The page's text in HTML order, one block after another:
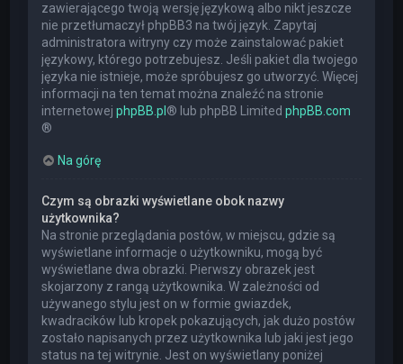
zawierającego twoją wersję językową albo nikt jeszcze
nie przetłumaczył phpBB3 na twój język. Zapytaj
administratora witryny czy może zainstalować pakiet
językowy, którego potrzebujesz. Jeśli pakiet dla twojego
języka nie istnieje, może spróbujesz go utworzyć. Więcej
informacji na ten temat można znaleźć na stronie
internetowejphpBB.pl ® lub phpBB LimitedphpBB.com
®
Na górę
Czym są obrazki wyświetlane obok nazwy
użytkownika?
Na stronie przeglądania postów, w miejscu, gdzie są
wyświetlane informacje o użytkowniku, mogą być
wyświetlane dwa obrazki. Pierwszy obrazek jest
skojarzony z rangą użytkownika. W zależności od
używanego stylu jest on w formie gwiazdek,
kwadracików lub kropek pokazujących, jak dużo postów
zostało napisanych przez użytkownika lub jaki jest jego
status na tej witrynie. Jest on wyświetlany poniżej